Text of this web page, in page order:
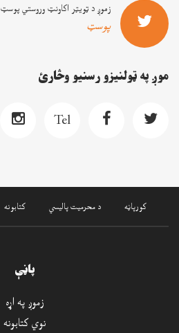
زموږ د ټويټر اکاونټ وروستي پوسټ
پوسټ
موږ په ټولنيزو رسنيو وڅارئ
Tel
کورپاڼه د محرميت پاليسي کتابونه
پاڼې
زموږ په اړه
نوي کتابونه